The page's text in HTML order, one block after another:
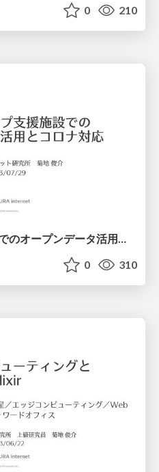
0 210
スタートアップ支援施設でのオープンデータ活用とコロナ対応
0 310